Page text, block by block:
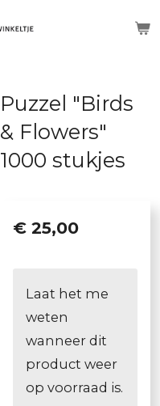
Puzzel "Birds
& Flowers"
1000 stukjes
€ 25,00
Laat het me
weten
wanneer dit
product weer
op voorraad is.